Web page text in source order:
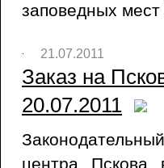
заповедных
21.07.2011
Заказ на
20.07.2011
центра Пскова